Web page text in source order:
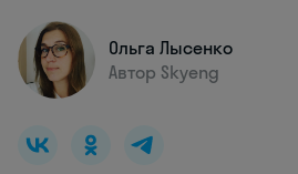
Ольга Лысенко
Автор Skyeng